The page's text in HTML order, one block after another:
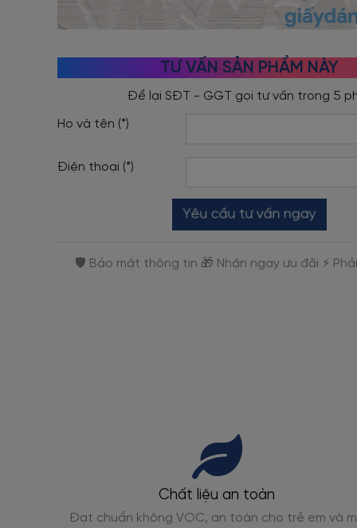
TƯ VẤN SẢN PHẨM NÀY
Họ và tên (*)
Điện thoại (*)
Yêu cầu tư vấn ngay
Giao hàng toàn quốc
Đóng gói, giao nhanh từ 1-3 ngày